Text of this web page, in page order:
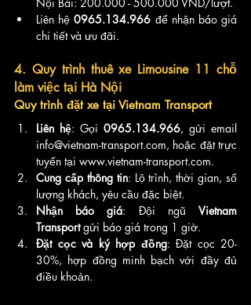
Liên hệ 0965.134.966 để nhận báo giá
chi tiết và ưu đãi.
4. Quy trình thuê xe Limousine 11 chỗ
làm việc tại Hà Nội
Quy trình đặt xe tại Vietnam Transport
Liên hệ: Gọi 0965.134.966, gửi email
info@vietnam-transport.com, hoặc đặt trực
tuyến tại www.vietnam-transport.com.
Cung cấp thông tin: Lộ trình, thời gian, số
lượng khách, yêu cầu đặc biệt.
Nhận báo giá: Đội ngũ Vietnam
Transport gửi báo giá trong 1 giờ.
Đặt cọc và ký hợp đồng: Đặt cọc 20-
30%, hợp đồng minh bạch với đầy đủ
điều khoản.